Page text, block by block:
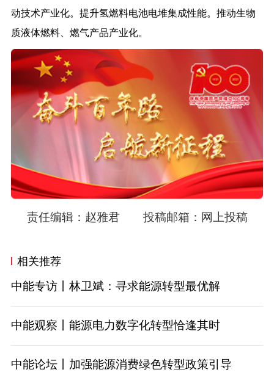
动技术产业化。提升氢燃料电池电堆集成性能。推动生物
质液体燃料、燃气产品产业化。
责任编辑： 赵雅君投稿邮箱： 网上投稿
相关推荐
中能专访丨林卫斌：寻求能源转型最优解
中能观察丨能源电力数字化转型恰逢其时
中能论坛丨加强能源消费绿色转型政策引导